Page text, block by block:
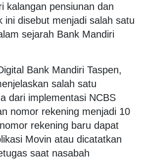
kalangan pensiunan dan
ini disebut menjadi salah satu
sejarah Bank Mandiri
Bank Mandiri Taspen,
salah satu
dari implementasi NCBS
nomor rekening menjadi 10
rekening baru dapat
Movin atau dicatatkan
saat nasabah